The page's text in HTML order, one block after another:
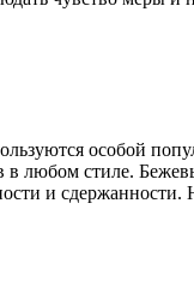
особой
любом стиле.
и